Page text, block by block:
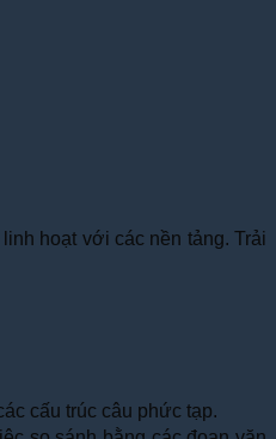
hoạt với các nền tảng. Trải
cấu trúc câu phức tạp.